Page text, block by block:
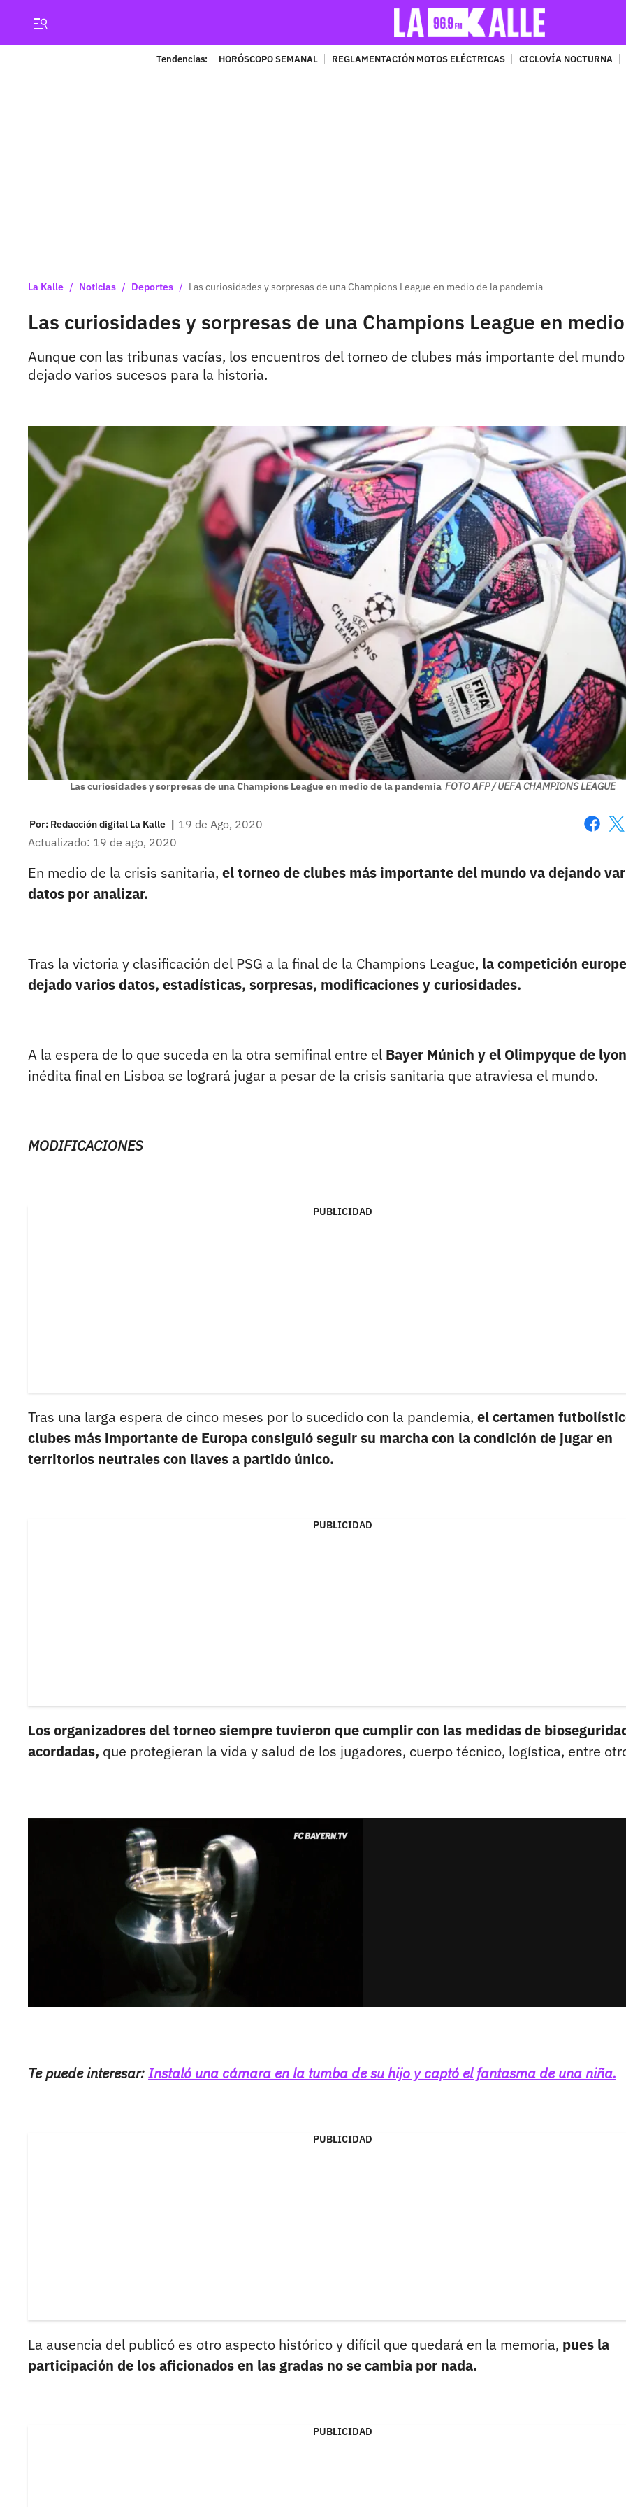
Tendencias: HORÓSCOPO SEMANAL REGLAMENTACIÓN MOTOS ELÉCTRICAS CICLOVÍA NOCTURNA
La Kalle / Noticias / Deportes / Las curiosidades y sorpresas de una Champions League en medio de la pandemia
Las curiosidades y sorpresas de una Champions League en
Aunque con las tribunas vacías, los encuentros del torneo de clubes más importante del
dejado varios sucesos para la historia.
Las curiosidades y sorpresas de una Champions League en medio de la pandemia FOTO AFP / UEFA CHAMPIONS LEAGUE
Por: Redacción digital La Kalle | 19 de Ago, 2020
Actualizado: 19 de ago, 2020
En medio de la crisis sanitaria, el torneo de clubes más importante del mundo va dejando
datos por analizar.
Tras la victoria y clasificación del PSG a la final de la Champions League, la competición
dejado varios datos, estadísticas, sorpresas, modificaciones y curiosidades.
A la espera de lo que suceda en la otra semifinal entre el Bayer Múnich y el Olimpyque de lyon
inédita final en Lisboa se logrará jugar a pesar de la crisis sanitaria que atraviesa el mundo.
MODIFICACIONES
PUBLICIDAD
Tras una larga espera de cinco meses por lo sucedido con la pandemia, el certamen
clubes más importante de Europa consiguió seguir su marcha con la condición de jugar en
territorios neutrales con llaves a partido único.
PUBLICIDAD
Los organizadores del torneo siempre tuvieron que cumplir con las medidas de
acordadas, que protegieran la vida y salud de los jugadores, cuerpo técnico, logística, entre
Te puede interesar:Instaló una cámara en la tumba de su hijo y captó el fantasma de una niña.
PUBLICIDAD
La ausencia del publicó es otro aspecto histórico y difícil que quedará en la memoria, pues la
participación de los aficionados en las gradas no se cambia por nada.
PUBLICIDAD